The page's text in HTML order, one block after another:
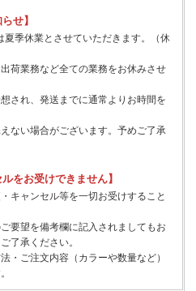
せ】
季休業とさせていただきます。（休
荷業務など全ての業務をお休みさせ
され、発送までに通常よりお時間を
ない場合がございます。予めご了承
をお受けできません】
キャンセル等を一切お受けすること
要望を備考欄に記入されましてもお
了承ください。
・ご注文内容（カラーや数量など）